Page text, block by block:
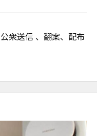
衆送信 、翻案、配布